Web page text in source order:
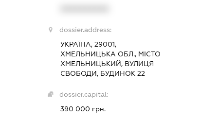
dossier.address:
УКРАЇНА, 29001,
ХМЕЛЬНИЦЬКА ОБЛ., МІСТО
ХМЕЛЬНИЦЬКИЙ, ВУЛИЦЯ
СВОБОДИ, БУДИНОК 22
dossier.capital:
390 000 грн.